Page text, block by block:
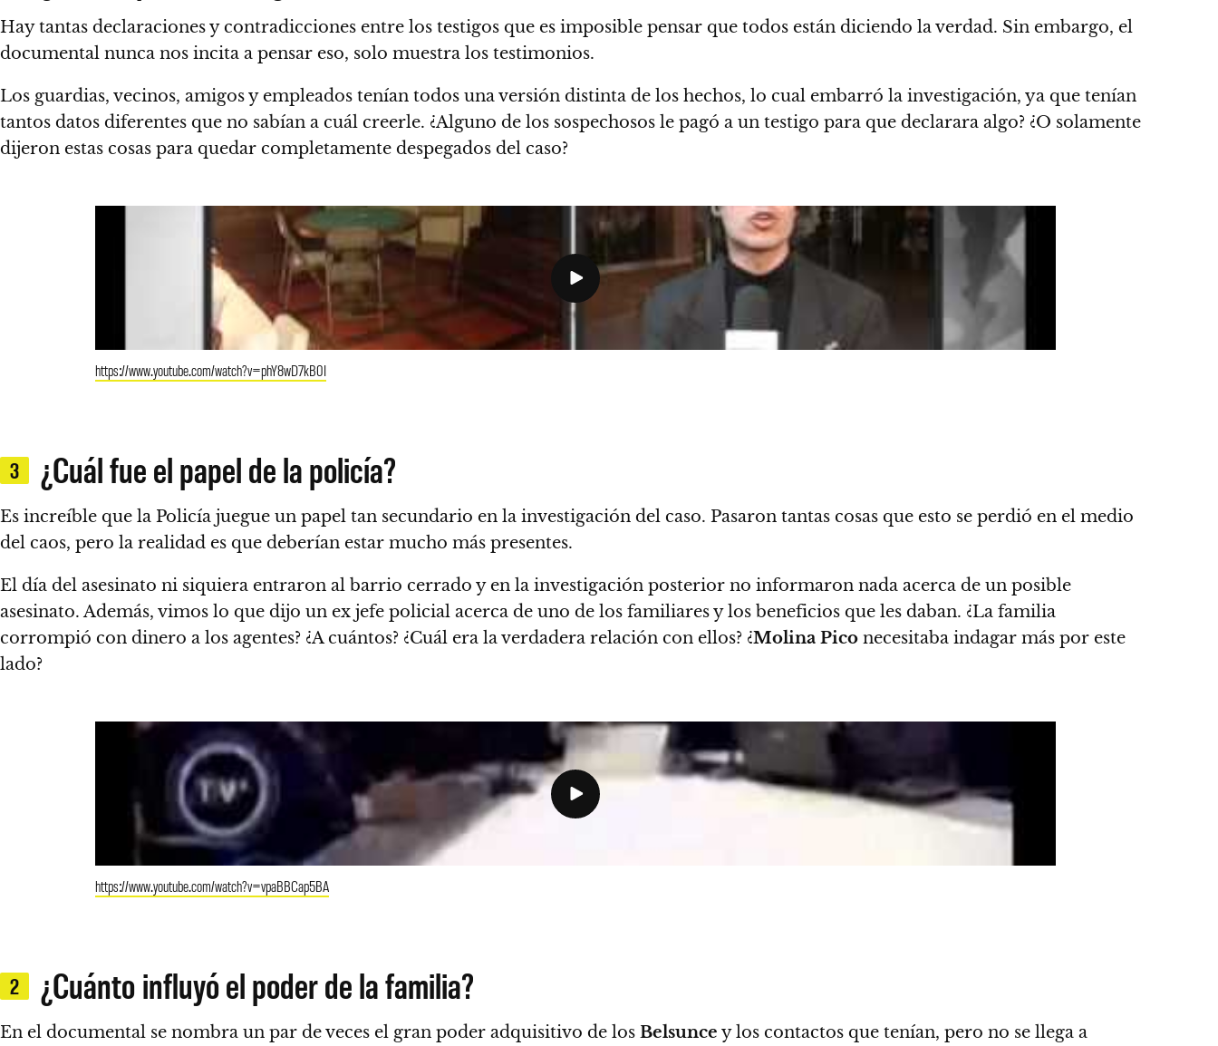
Hay tantas declaraciones y contradicciones entre los testigos que es imposible pensar que todos están diciendo la verdad. Sin embargo, el
documental nunca nos incita a pensar eso, solo muestra los testimonios.
Los guardias, vecinos, amigos y empleados tenían todos una versión distinta de los hechos, lo cual embarró la investigación, ya que tenían
tantos datos diferentes que no sabían a cuál creerle. ¿Alguno de los sospechosos le pagó a un testigo para que declarara algo? ¿O solamente
dijeron estas cosas para quedar completamente despegados del caso?
https://www.youtube.com/watch?v=phY8wD7kB0I
3 ¿Cuál fue el papel de la policía?
Es increíble que la Policía juegue un papel tan secundario en la investigación del caso. Pasaron tantas cosas que esto se perdió en el medio
del caos, pero la realidad es que deberían estar mucho más presentes.
El día del asesinato ni siquiera entraron al barrio cerrado y en la investigación posterior no informaron nada acerca de un posible
asesinato. Además, vimos lo que dijo un ex jefe policial acerca de uno de los familiares y los beneficios que les daban. ¿La familia
corrompió con dinero a los agentes? ¿A cuántos? ¿Cuál era la verdadera relación con ellos? ¿Molina Pico necesitaba indagar más por este
lado?
https://www.youtube.com/watch?v=vpaBBCap5BA
2 ¿Cuánto influyó el poder de la familia?
En el documental se nombra un par de veces el gran poder adquisitivo de los Belsunce y los contactos que tenían, pero no se llega a